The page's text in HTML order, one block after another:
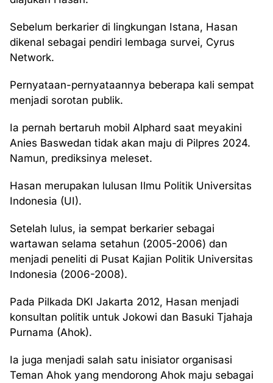
Sebelum berkarier di lingkungan Istana, Hasan
dikenal sebagai pendiri lembaga survei, Cyrus
Network.
Pernyataan-pernyataannya beberapa kali sempat
menjadi sorotan publik.
Ia pernah bertaruh mobil Alphard saat meyakini
Anies Baswedan tidak akan maju di Pilpres 2024.
Namun, prediksinya meleset.
Hasan merupakan lulusan Ilmu Politik Universitas
Indonesia (UI).
Setelah lulus, ia sempat berkarier sebagai
wartawan selama setahun (2005-2006) dan
menjadi peneliti di Pusat Kajian Politik Universitas
Indonesia (2006-2008).
Pada Pilkada DKI Jakarta 2012, Hasan menjadi
konsultan politik untuk Jokowi dan Basuki Tjahaja
Purnama (Ahok).
Ia juga menjadi salah satu inisiator organisasi
Teman Ahok yang mendorong Ahok maju sebagai